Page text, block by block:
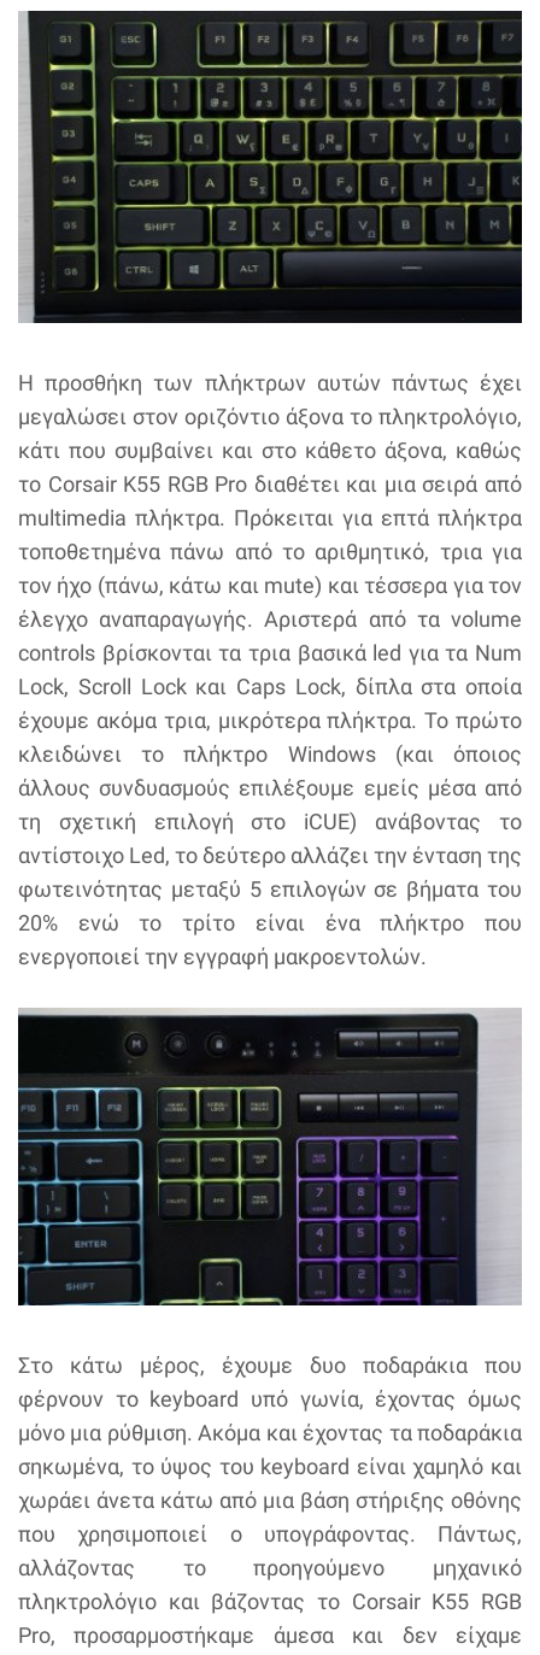
Η προσθήκη των πλήκτρων αυτών πάντως έχει
μεγαλώσει στον οριζόντιο άξονα το πληκτρολόγιο,
κάτι που συμβαίνει και στο κάθετο άξονα, καθώς
το Corsair K55 RGB Pro διαθέτει και μια σειρά από
multimedia πλήκτρα. Πρόκειται για επτά πλήκτρα
τοποθετημένα πάνω από το αριθμητικό, τρια για
τον ήχο (πάνω, κάτω και mute) και τέσσερα για τον
έλεγχο αναπαραγωγής. Αριστερά από τα volume
controls βρίσκονται τα τρια βασικά led για τα Num
Lock, Scroll Lock και Caps Lock, δίπλα στα οποία
έχουμε ακόμα τρια, μικρότερα πλήκτρα. Το πρώτο
κλειδώνει το πλήκτρο Windows (και όποιος
άλλους συνδυασμούς επιλέξουμε εμείς μέσα από
τη σχετική επιλογή στο iCUE) ανάβοντας το
αντίστοιχο Led, το δεύτερο αλλάζει την ένταση της
φωτεινότητας μεταξύ 5 επιλογών σε βήματα του
20% ενώ το τρίτο είναι ένα πλήκτρο που
ενεργοποιεί την εγγραφή μακροεντολών.
Στο κάτω μέρος, έχουμε δυο ποδαράκια που
φέρνουν το keyboard υπό γωνία, έχοντας όμως
μόνο μια ρύθμιση. Ακόμα και έχοντας τα ποδαράκια
σηκωμένα, το ύψος του keyboard είναι χαμηλό και
χωράει άνετα κάτω από μια βάση στήριξης οθόνης
που χρησιμοποιεί ο υπογράφοντας. Πάντως,
αλλάζοντας το προηγούμενο μηχανικό
πληκτρολόγιο και βάζοντας το Corsair K55 RGB
Pro, προσαρμοστήκαμε άμεσα και δεν είχαμε